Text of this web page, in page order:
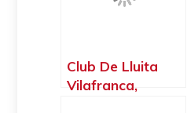
Club De Lluita
Vilafranca,